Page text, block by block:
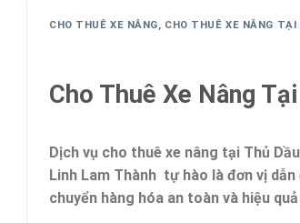
CHO THUÊ XE NÂNG, CHO THUÊ XE NÂNG TẠI
Cho Thuê Xe Nâng
Dịch vụ cho thuê xe nâng tại Thủ
Linh Lam Thành tự hào là đơn vị
chuyển hàng hóa an toàn và hiệu